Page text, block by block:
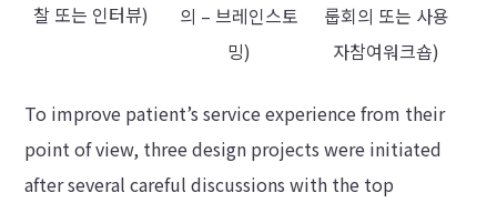
찰 또는 인터뷰)
의 – 브레인스토
밍)
룹회의 또는 사용
자참여워크숍)
To improve patient’s service experience from their
point of view, three design projects were initiated
after several careful discussions with the top